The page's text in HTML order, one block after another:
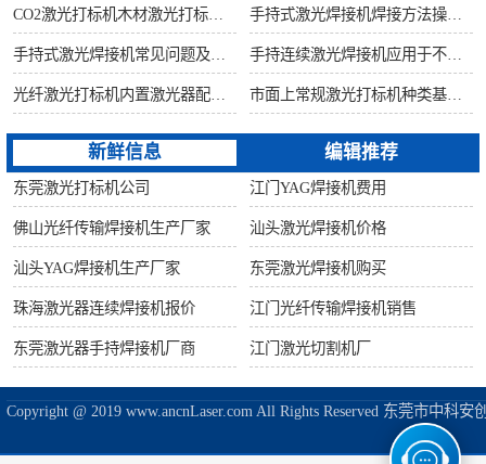
新鲜信息 编辑推荐
东莞激光打标机公司 江门YAG焊接机费用
佛山光纤传输焊接机生产厂家 汕头激光焊接机价格
汕头YAG焊接机生产厂家 东莞激光焊接机购买
珠海激光器连续焊接机报价 江门光纤传输焊接机销售
东莞激光器手持焊接机厂商 江门激光切割机厂
Copyright @ 2019 www.ancnLaser.com All Rights Reserved 东莞市中科